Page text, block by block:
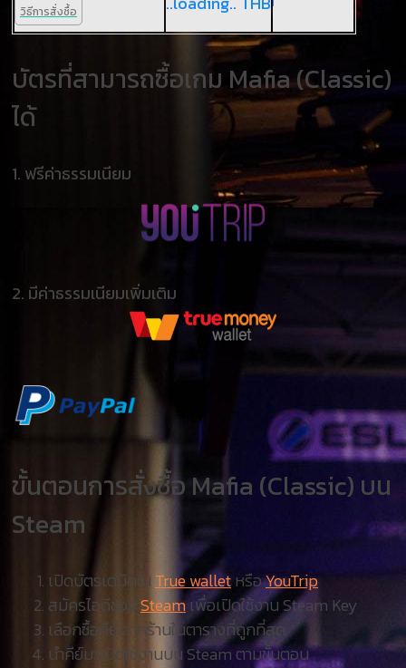
วิธีการสั่งซื้อ
บัตรที่สามารถซื้อเกม Mafia (Classic)
ได้
1. ฟรีค่าธรรมเนียม
2. มีค่าธรรมเนียมเพิ่มเติม
ขั้นตอนการสั่งซื้อ Mafia (Classic) บน
Steam
เปิดบัตรเดบิตใน True walletหรือYouTrip
สมัครไอดีของSteam เพื่อเปิดใช้งาน Steam Key
เลือกซื้อคีย์ จากร้านในตารางที่ถูกที่สุด
นำคีย์มาเปิดใช้งานบน Steam ตามขั้นตอน